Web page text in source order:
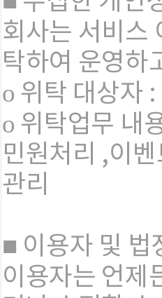
회사는 서비스
탁하여 운영하
ο 위탁 대상자 :
ο 위탁업무 내
민원처리 ,이
관리
■ 이용자 및 법
이용자는 언제